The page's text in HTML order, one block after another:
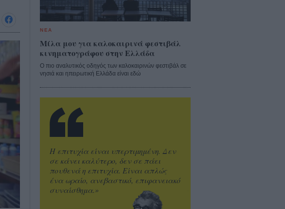
ΝΕΑ
Μίλα μου για καλοκαιρινά φεστιβάλ
κινηματογράφου στην Ελλάδα
Ο πιο αναλυτικός οδηγός των καλοκαιρινών φεστιβάλ σε
νησιά και ηπειρωτική Ελλάδα είναι εδώ
Η επιτυχία είναι υπερτιμημένη. Δεν
σε κάνει καλύτερο, δεν σε πάει
πουθενά η επιτυχία. Είναι απλώς
ένα ωραίο, ανεβαστικό, επιφανειακό
συναίσθημα.»